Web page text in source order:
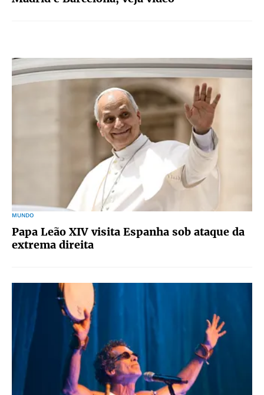
MUNDO
Papa Leão XIV visita Espanha sob ataque da
extrema direita